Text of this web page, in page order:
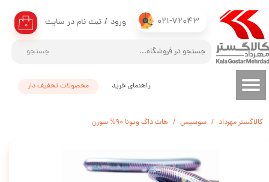
021-72043
جستجو
۰ ورود / ثبت نام در سایت
حساب کاربری من
تغییر گذر واژه
سفارشات
محصولات تحفیف دار راهنمای خرید
کالاگستر مهرداد سوسیس هات داگ ویونا 90% سورن